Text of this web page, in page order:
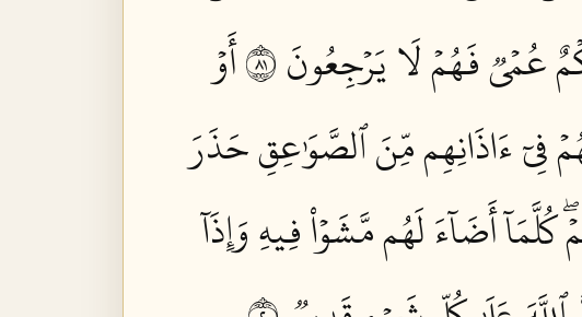
فَهُمۡ لَا يَرۡجِعُونَ ١٨
أَوۡ
ءَاذَانِهِم مِّنَ ٱلصَّوَٰعِقِ حَذَرَ
أَضَآءَ لَهُم مَّشَوۡاْ فِيهِ وَإِذَآ